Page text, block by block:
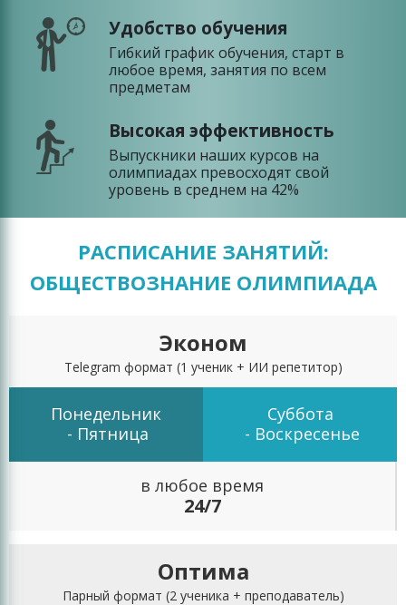
Удобство обучения
Гибкий график обучения, старт в
любое время, занятия по всем
предметам
Высокая эффективность
Выпускники наших курсов на
олимпиадах превосходят свой
уровень в среднем на 42%
РАСПИСАНИЕ ЗАНЯТИЙ:
ОБЩЕСТВОЗНАНИЕ ОЛИМПИАДА
Эконом
Telegram формат (1 ученик + ИИ репетитор)
Понедельник
- Пятница
Суббота
- Воскресенье
в любое время
24/7
Оптима
Парный формат (2 ученика + преподаватель)